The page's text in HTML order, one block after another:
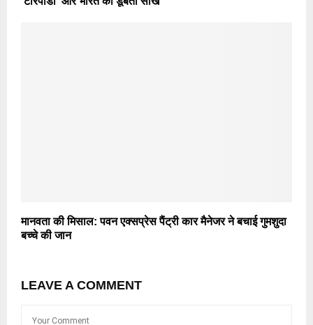
मानवता की मिसाल: पवन एक्सप्रेस पैंट्री कार मैनेजर ने बचाई गुमशुदा
बच्चे की जान
LEAVE A COMMENT